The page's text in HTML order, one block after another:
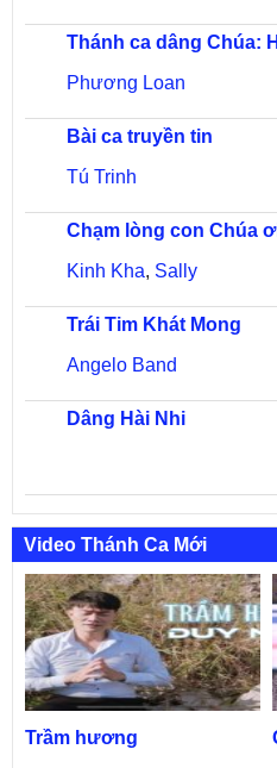
Thánh ca dâng Chúa:
Phương Loan
Bài ca truyền tin
Tú Trinh
Chạm lòng con Chúa
Kinh Kha, Sally
Trái Tim Khát Mong
Angelo Band
Dâng Hài Nhi
Video Thánh Ca Mới
Trầm hương